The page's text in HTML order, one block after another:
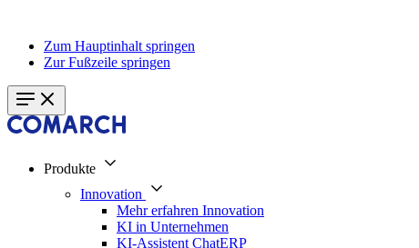
Zum Hauptinhalt springen
Zur Fußzeile springen
Produkte
Innovation
Mehr erfahren Innovation
KI in Unternehmen
KI-Assistent ChatERP